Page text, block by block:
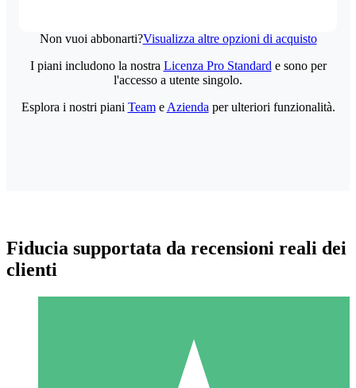
Non vuoi abbonarti?Visualizza altre opzioni di acquisto
I piani includono la nostra Licenza Pro Standard e sono per
l'accesso a utente singolo.
Esplora i nostri piani Teame Azienda per ulteriori funzionalità.
Fiducia supportata da recensioni reali dei
clienti